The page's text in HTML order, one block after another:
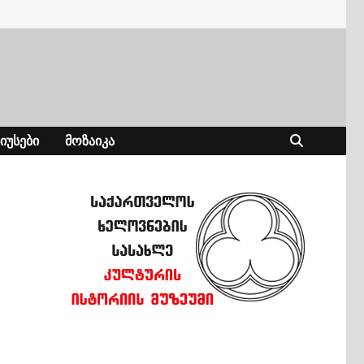
ᲛᲝᲖᲐᲘᲙᲐ